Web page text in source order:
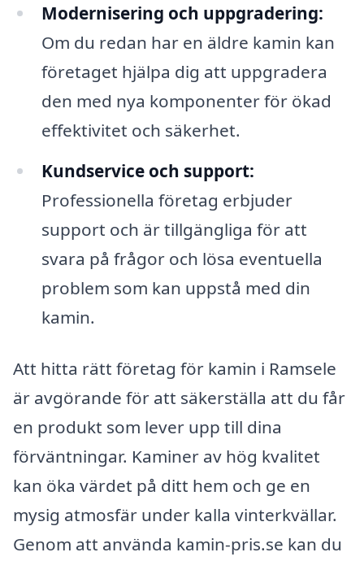
Modernisering och uppgradering:
Om du redan har en äldre kamin kan
företaget hjälpa dig att uppgradera
den med nya komponenter för ökad
effektivitet och säkerhet.
Kundservice och support:
Professionella företag erbjuder
support och är tillgängliga för att
svara på frågor och lösa eventuella
problem som kan uppstå med din
kamin.
Att hitta rätt företag för kamin i Ramsele
är avgörande för att säkerställa att du får
en produkt som lever upp till dina
förväntningar. Kaminer av hög kvalitet
kan öka värdet på ditt hem och ge en
mysig atmosfär under kalla vinterkvällar.
Genom att använda kamin-pris.se kan du